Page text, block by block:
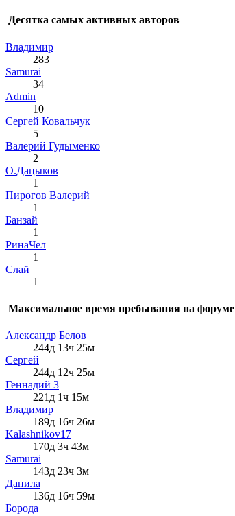
Десятка самых активных авторов
Влaдимир
283
Samurai
34
Admin
10
Сергей Ковальчук
5
Валерий Гудыменко
2
О.Дацыков
1
Пирогов Валерий
1
Банзай
1
РинаЧел
1
Слай
1
Максимальное время пребывания на форуме
Александр Белов
244д 13ч 25м
Сергей
244д 12ч 25м
Геннадий 3
221д 1ч 15м
Влaдимир
189д 16ч 26м
Kalashnikov17
170д 3ч 43м
Samurai
143д 23ч 3м
Данила
136д 16ч 59м
Борода